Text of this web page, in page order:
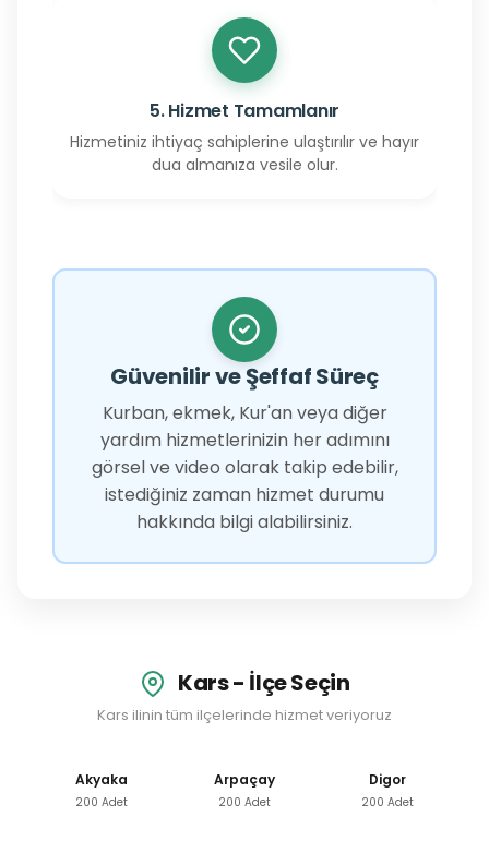
5. Hizmet Tamamlanır
Hizmetiniz ihtiyaç sahiplerine ulaştırılır ve hayır
dua almanıza vesile olur.
Güvenilir ve Şeffaf Süreç
Kurban, ekmek, Kur'an veya diğer
yardım hizmetlerinizin her adımını
görsel ve video olarak takip edebilir,
istediğiniz zaman hizmet durumu
hakkında bilgi alabilirsiniz.
Kars - İlçe Seçin
Kars ilinin tüm ilçelerinde hizmet veriyoruz
Akyaka
200 Adet
Arpaçay
200 Adet
Digor
200 Adet